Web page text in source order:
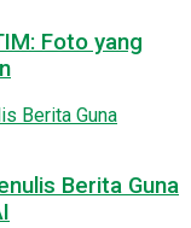
Foto yang
Berita Guna